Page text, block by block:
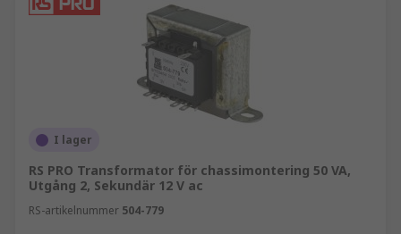
I lager
RS PRO Transformator för chassimontering 50 VA,
Utgång 2, Sekundär 12 V ac
RS-artikelnummer 504-779